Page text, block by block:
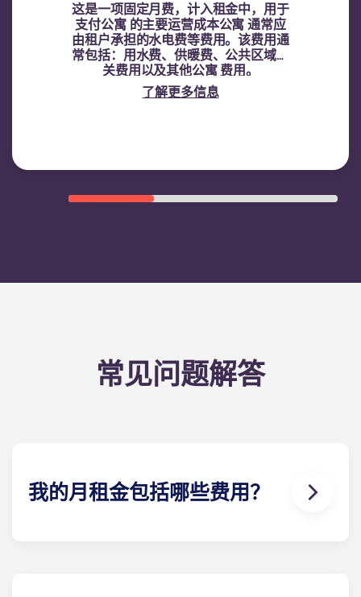
这是一项固定月费，计入租金中，用于
支付公寓 的主要运营成本公寓 通常应
由租户承担的水电费等费用。该费用通
常包括：用水费、供暖费、公共区域相
关费用以及其他公寓 费用。
了解更多信息
常见问题解答
我的月租金包括哪些费用？